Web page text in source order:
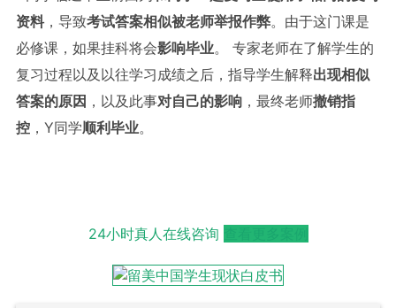
资料，导致考试答案相似被老师举报作弊。由于这门课是
必修课，如果挂科将会影响毕业。 专家老师在了解学生的
复习过程以及以往学习成绩之后，指导学生解释出现相似
答案的原因 ，以及此事对自己的影响 ，最终老师撤销指
控 ，Y同学顺利毕业。
24小时真人在线咨询